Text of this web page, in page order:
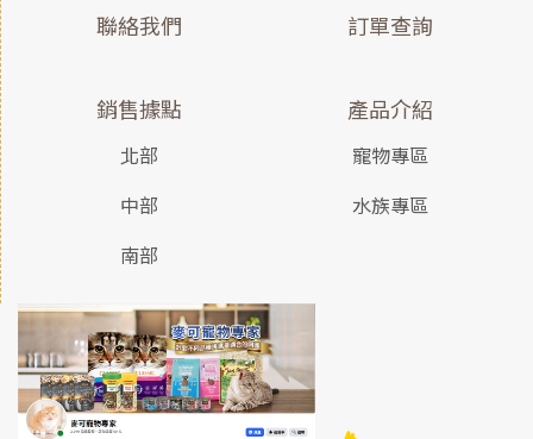
聯絡我們
訂單查詢
銷售據點
北部
中部
南部
產品介紹
寵物專區
水族專區